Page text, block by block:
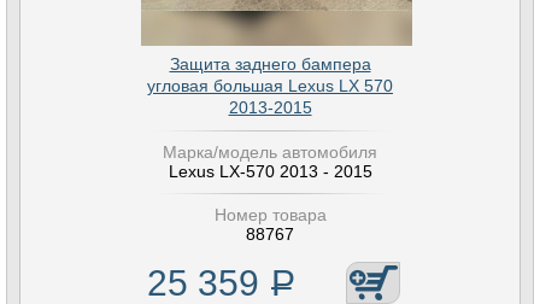
Защита заднего бампера
угловая большая Lexus LX 570
2013-2015
Марка/модель автомобиля
Lexus LX-570 2013 - 2015
Номер товара
88767
25 359 Р